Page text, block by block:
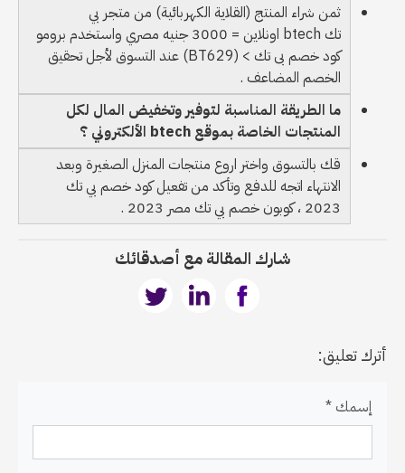
ثمن شراء المنتج (القلاية الكهربائية) من متجر بي
تك btech اونلاين = 3000 جنيه مصري واستخدم برومو
كود خصم بى تك > (BT629) عند التسوق لأجل تحقيق
الخصم المضاعف .
ما الطريقة المناسبة لتوفير وتخفيض المال لكل
المنتجات الخاصة بموقع btech الألكتروني ؟
قك بالتسوق واختر اروع منتجات المنزل الصغيرة وبعد
الانتهاء اتجه للدفع وتأكد من تفعيل كود خصم بي تك
2023 ، كوبون خصم بي تك مصر 2023 .
شارك المقالة مع أصدقائك
أترك تعليق:
إسمك *